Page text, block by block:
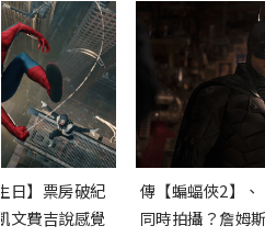
日】票房破紀
文費吉說感覺
傳【蝙蝠俠2】、
同時拍攝？詹姆